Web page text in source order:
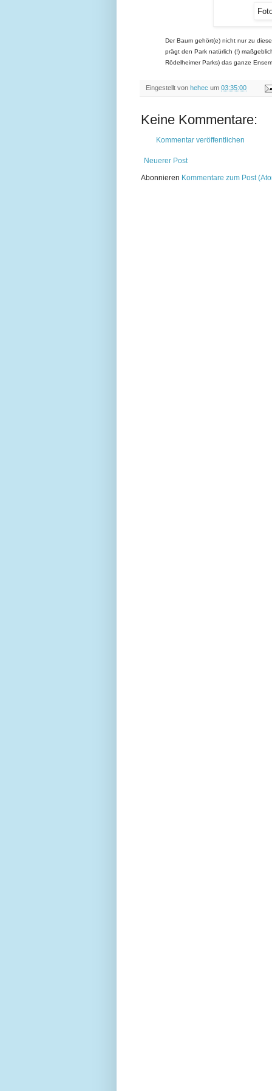
Der Baum gehört(e) nicht nur zu
prägt den Park natürlich (!)
Rödelheimer Parks) das ganze
Eingestellt von hehec um 03:35:00
Keine Kommentare:
Kommentar veröffentlichen
Neuerer Post
Abonnieren Kommentare zum Post